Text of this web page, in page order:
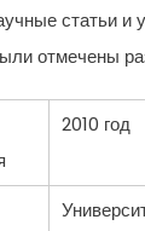
статьи и
отмечены
2010 год